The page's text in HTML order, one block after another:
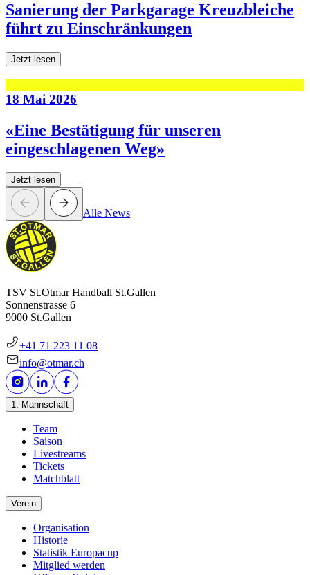
Sanierung der Parkgarage Kreuzbleiche
führt zu Einschränkungen
Jetzt lesen
18 Mai 2026
«Eine Bestätigung für unseren
eingeschlagenen Weg»
Jetzt lesen
Alle News
TSV St.Otmar Handball St.Gallen
Sonnenstrasse 6
9000 St.Gallen
+41 71 223 11 08
info@otmar.ch
1. Mannschaft
Team
Saison
Livestreams
Tickets
Matchblatt
Verein
Organisation
Historie
Statistik Europacup
Mitglied werden